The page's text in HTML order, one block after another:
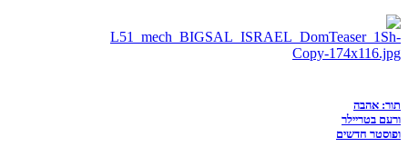
תור: אהבה
ורעם בטריילר
ופוסטר חדשים